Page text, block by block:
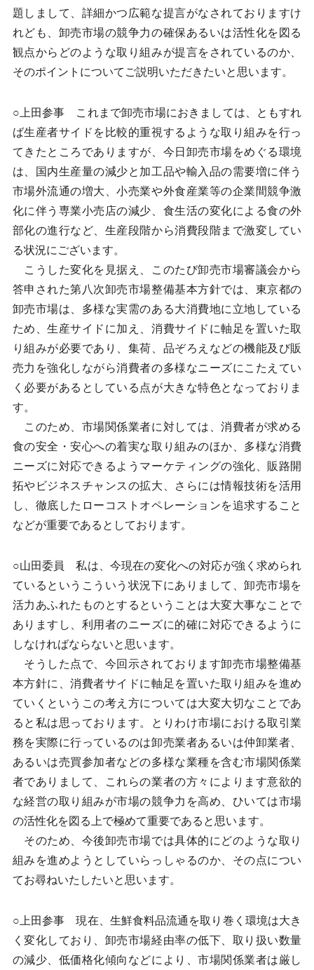
題しまして、詳細かつ広範な提言がなされておりますけ
れども、卸売市場の競争力の確保あるいは活性化を図る
観点からどのような取り組みが提言をされているのか、
そのポイントについてご説明いただきたいと思います。
○上田参事 これまで卸売市場におきましては、ともすれ
ば生産者サイドを比較的重視するような取り組みを行っ
てきたところでありますが、今日卸売市場をめぐる環境
は、国内生産量の減少と加工品や輸入品の需要増に伴う
市場外流通の増大、小売業や外食産業等の企業間競争激
化に伴う専業小売店の減少、食生活の変化による食の外
部化の進行など、生産段階から消費段階まで激変してい
る状況にございます。
こうした変化を見据え、このたび卸売市場審議会から
答申された第八次卸売市場整備基本方針では、東京都の
卸売市場は、多様な実需のある大消費地に立地している
ため、生産サイドに加え、消費サイドに軸足を置いた取
り組みが必要であり、集荷、品ぞろえなどの機能及び販
売力を強化しながら消費者の多様なニーズにこたえてい
く必要があるとしている点が大きな特色となっておりま
す。
このため、市場関係業者に対しては、消費者が求める
食の安全・安心への着実な取り組みのほか、多様な消費
ニーズに対応できるようマーケティングの強化、販路開
拓やビジネスチャンスの拡大、さらには情報技術を活用
し、徹底したローコストオペレーションを追求すること
などが重要であるとしております。
○山田委員 私は、今現在の変化への対応が強く求められ
ているというこういう状況下にありまして、卸売市場を
活力あふれたものとするということは大変大事なことで
ありますし、利用者のニーズに的確に対応できるように
しなければならないと思います。
そうした点で、今回示されております卸売市場整備基
本方針に、消費者サイドに軸足を置いた取り組みを進め
ていくというこの考え方については大変大切なことであ
ると私は思っております。とりわけ市場における取引業
務を実際に行っているのは卸売業者あるいは仲卸業者、
あるいは売買参加者などの多様な業種を含む市場関係業
者でありまして、これらの業者の方々によります意欲的
な経営の取り組みが市場の競争力を高め、ひいては市場
の活性化を図る上で極めて重要であると思います。
そのため、今後卸売市場では具体的にどのような取り
組みを進めようとしていらっしゃるのか、その点につい
てお尋ねいたしたいと思います。
○上田参事 現在、生鮮食料品流通を取り巻く環境は大き
く変化しており、卸売市場経由率の低下、取り扱い数量
の減少、低価格化傾向などにより、市場関係業者は厳し